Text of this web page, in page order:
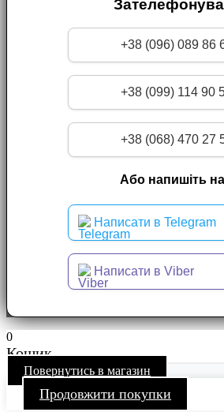
+38 (096) 089 86
+38 (099) 114 90
+38 (068) 470 27
Або напишіть
Написати в Telegram
Написати в Viber
0
Кошик
Повернутись в магазин
Продовжити покупки